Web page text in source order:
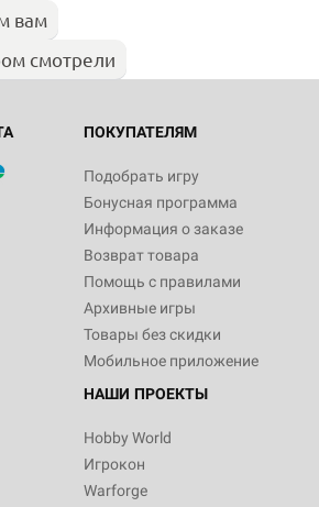
вам
смотрели
ПОКУПАТЕЛЯМ
Подобрать игру
Бонусная программа
Информация о заказе
Возврат товара
Помощь с правилами
Архивные игры
Товары без скидки
Мобильное приложение
НАШИ ПРОЕКТЫ
Hobby World
Игрокон
Warforge